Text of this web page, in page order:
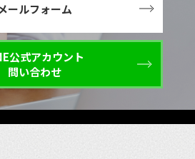
ールフォーム
公式アカウント
問い合わせ